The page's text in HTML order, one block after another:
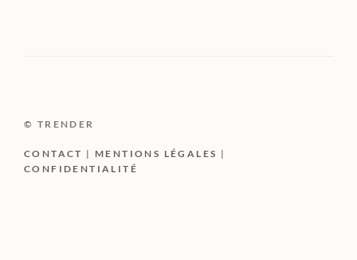
© TRENDER
CONTACT | MENTIONS LÉGALES |
CONFIDENTIALITÉ